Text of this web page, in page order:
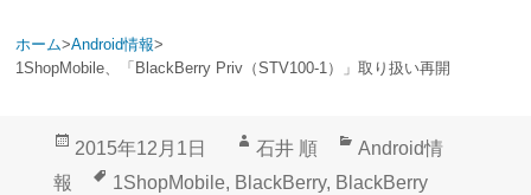
ホーム>Android情報>
1ShopMobile、「BlackBerry Priv（STV100-1）」取り扱い再開
投
2015年12月1日
作
成
石井 順
カ
テ
Android情
報
タ
1ShopMobile, BlackBerry, BlackBerry